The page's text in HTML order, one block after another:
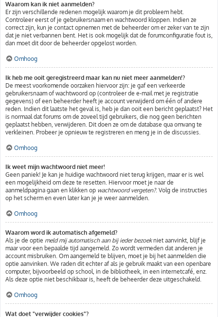
Waarom kan ik niet aanmelden?
Er zijn verschillende redenen mogelijk waarom je dit probleem hebt.
Controleer eerst of je gebruikersnaam en wachtwoord kloppen. Indien ze
correct zijn, kun je contact opnemen met de beheerder om er zeker van te zijn
dat je niet verbannen bent. Het is ook mogelijk dat de forumconfiguratie fout is,
dan moet dit door de beheerder opgelost worden.
Omhoog
Ik heb me ooit geregistreerd maar kan nu niet meer aanmelden!?
De meest voorkomende oorzaken hiervoor zijn: je gaf een verkeerde
gebruikersnaam of wachtwoord op (controleer de e-mail met je registratie
gegevens) of een beheerder heeft je account verwijderd om één of andere
reden. Indien dit laatste het geval is, heb je dan ooit een bericht geplaatst? Het
is normaal dat forums om de zoveel tijd gebruikers, die nog geen berichten
geplaatst hebben, verwijderen. Dit doen ze om de database qua omvang te
verkleinen. Probeer je opnieuw te registreren en meng je in de discussies.
Omhoog
Ik weet mijn wachtwoord niet meer!
Geen paniek! Je kan je huidige wachtwoord niet terug krijgen, maar er is wel
een mogelijkheid om deze te resetten. Hiervoor moet je naar de
aanmeldpagina gaan en klikken op wachtwoord vergeten?. Volg de instructies
op het scherm en even later kan je je weer aanmelden.
Omhoog
Waarom word ik automatisch afgemeld?
Als je de optie meld mij automatisch aan bij ieder bezoekniet aanvinkt, blijf je
maar voor een bepaalde tijd aangemeld. Zo wordt vermeden dat anderen je
account misbruiken. Om aangemeld te blijven, moet je bij het aanmelden die
optie aanvinken. We raden dit echter af als je gebruik maakt van een openbare
computer, bijvoorbeeld op school, in de bibliotheek, in een internetcafé, enz.
Als deze optie niet beschikbaar is, heeft de beheerder deze uitgeschakeld.
Omhoog
Wat doet "verwijder cookies"?